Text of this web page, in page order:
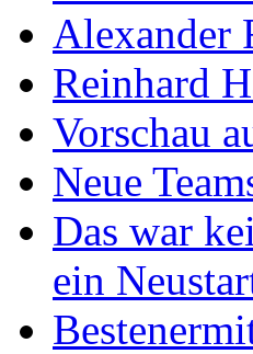
Alexander
Reinhard
Vorschau
Neue
Das war
ein